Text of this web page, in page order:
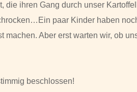
die ihren Gang durch unser
paar Kinder haben
Aber erst warten wir, ob
beschlossen!